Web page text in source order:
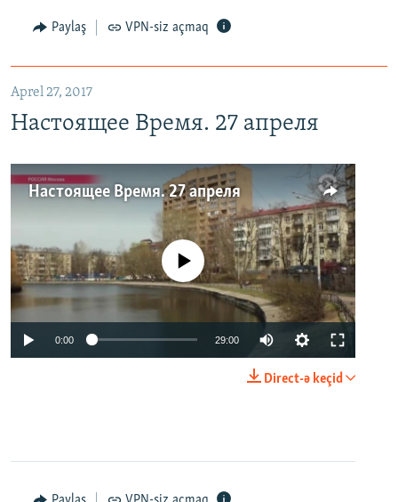
Paylaş VPN-siz açmaq
Aprel 27, 2017
Настоящее Время. 27 апреля
Настоящее Время. 27 апреля
No media source currently available
0:00 29:00
Direct-ə keçid